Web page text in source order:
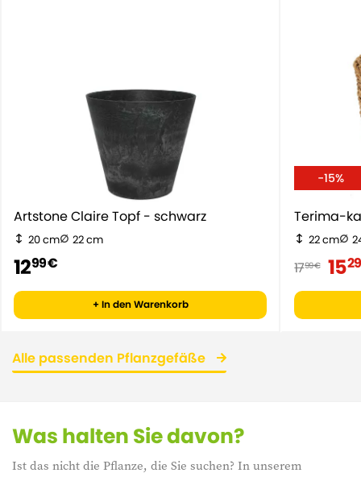
Artstone Claire Topf - schwarz
20 cm 22 cm
1299 €
+ In den Warenkorb
-15%
Terima-
22 cm
1799 € 15
Alle passenden Pflanzgefäße
Was halten Sie davon?
Ist das nicht die Pflanze, die Sie suchen? In unserem